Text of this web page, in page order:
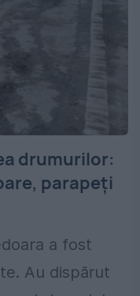
drumurilor:
parapeți
a fost
Au dispărut